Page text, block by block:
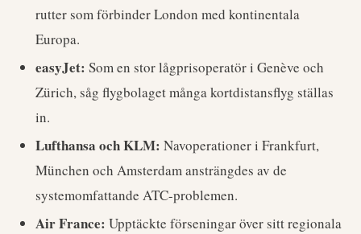
rutter som förbinder London med kontinentala
Europa.
easyJet: Som en stor lågprisoperatör i Genève och
Zürich, såg flygbolaget många kortdistansflyg ställas
in.
Lufthansa och KLM: Navoperationer i Frankfurt,
München och Amsterdam ansträngdes av de
systemomfattande ATC-problemen.
Air France: Upptäckte förseningar över sitt regionala